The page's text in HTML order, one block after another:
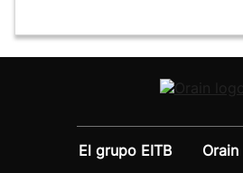
El grupo EITB
Orain